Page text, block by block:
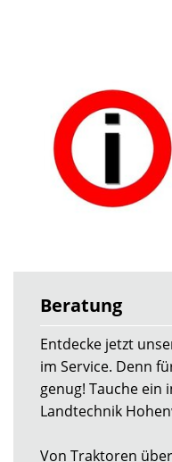
Beratung
Entdecke jetzt
im Service. Denn
genug! Tauche ein
Landtechnik
Von Traktoren